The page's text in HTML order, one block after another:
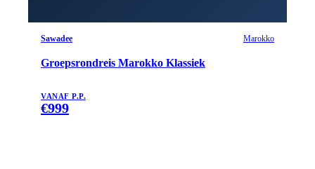
Sawadee Marokko
Groepsrondreis Marokko Klassiek
VANAF P.P.
€999